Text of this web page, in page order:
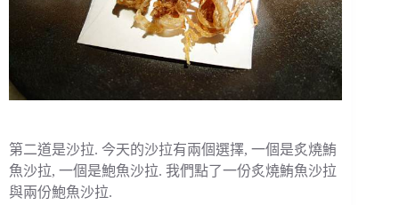
第二道是沙拉. 今天的沙拉有兩個選擇, 一個是炙燒鮪
魚沙拉, 一個是鮑魚沙拉. 我們點了一份炙燒鮪魚沙拉
與兩份鮑魚沙拉.